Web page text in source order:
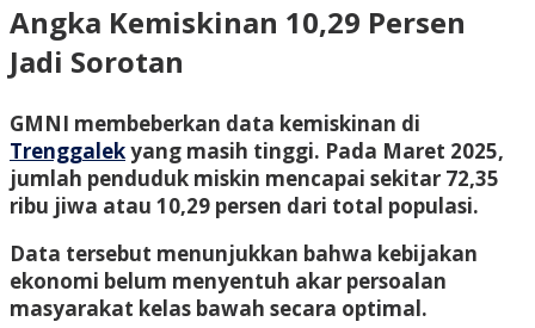
Angka Kemiskinan 10,29 Persen
Jadi Sorotan
GMNI membeberkan data kemiskinan di
Trenggalekyang masih tinggi. Pada Maret 2025,
jumlah penduduk miskin mencapai sekitar 72,35
ribu jiwa atau 10,29 persen dari total populasi.
Data tersebut menunjukkan bahwa kebijakan
ekonomi belum menyentuh akar persoalan
masyarakat kelas bawah secara optimal.